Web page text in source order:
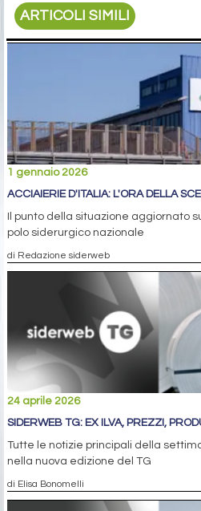
ARTICOLI SIMILI
1 gennaio 2026
ACCIAIERIE D'ITALIA: L'ORA DELLA
Il punto della situazione aggiornato
polo siderurgico nazionale
di Redazione siderweb
24 aprile 2026
SIDERWEB TG: EX ILVA, PREZZI,
Tutte le notizie principali della
nella nuova edizione del TG
di Elisa Bonomelli